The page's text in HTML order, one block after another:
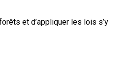
et d’appliquer les lois s’y